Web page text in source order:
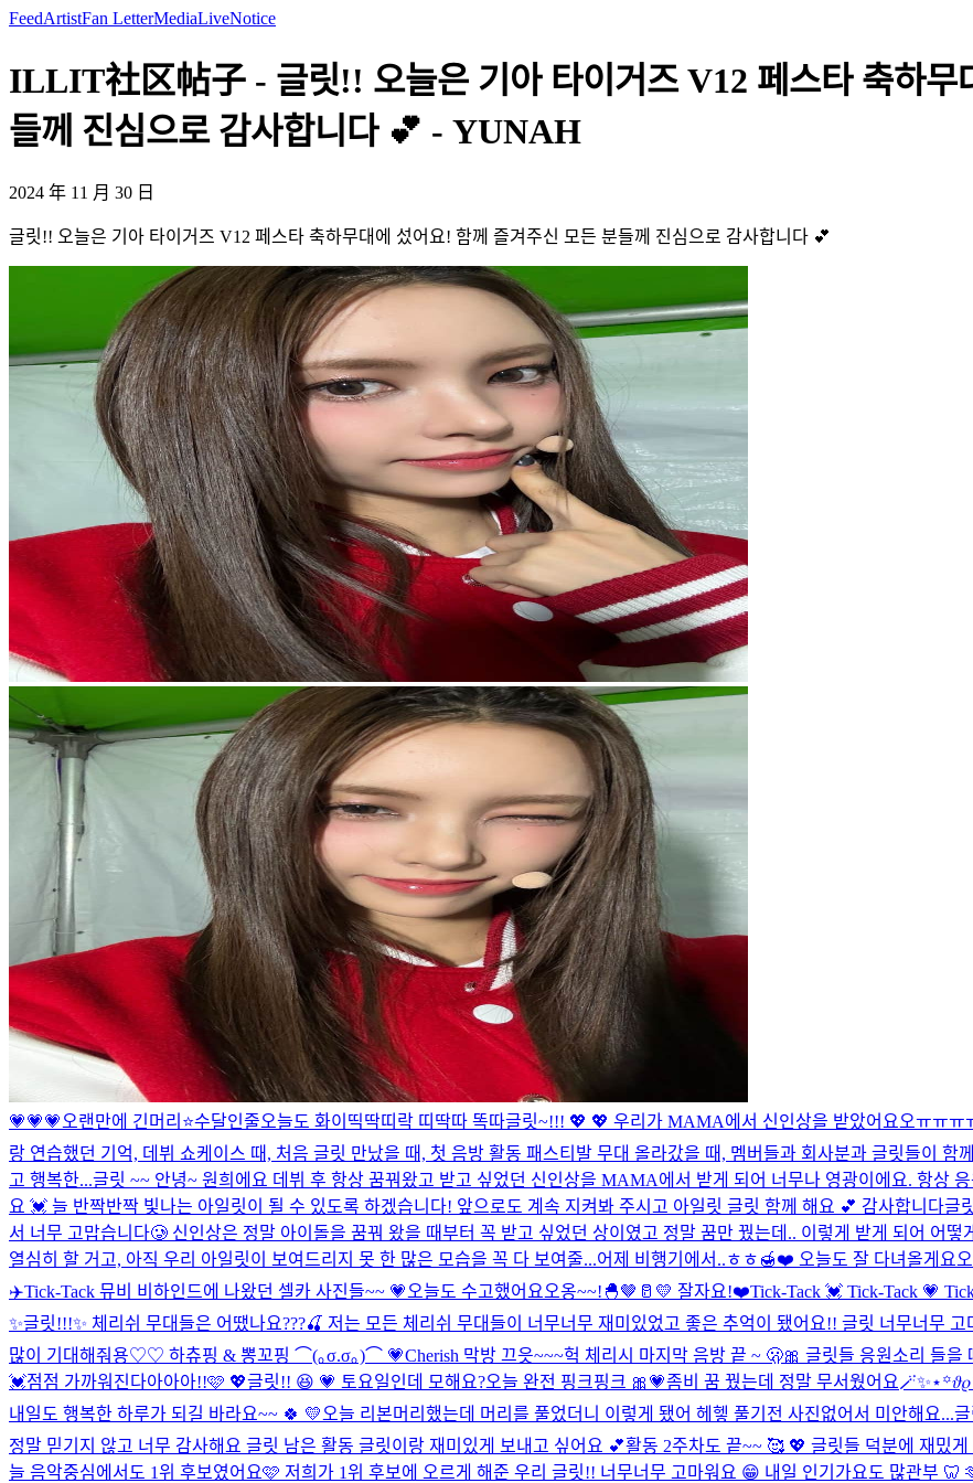
FeedArtistFan LetterMediaLiveNotice
ILLIT社区帖子 - 글릿!! 오늘은 기아 타이거즈 V12 페스타 축하무
들께 진심으로 감사합니다 💕 - YUNAH
2024 年 11 月 30 日
글릿!! 오늘은 기아 타이거즈 V12 페스타 축하무대에 섰어요! 함께 즐겨주신 모든 분들께 진심으로 감사합니다 💕
💗💗💗 오랜만에 긴머리⭐수달인줄오늘도 화이띡딱띠락 띠딱따 똑따글릿~!!! 💖 💖 우리가 MAMA에서 신인상을 받았어요오ㅠㅠㅠ
랑 연습했던 기억, 데뷔 쇼케이스 때, 처음 글릿 만났을 때, 첫 음방 활동 패스티발 무대 올라갔을 때, 멤버들과 회사분과 글릿들이 함
고 행복한...글릿 ~~ 안녕~ 원희에요 데뷔 후 항상 꿈꿔왔고 받고 싶었던 신인상을 MAMA에서 받게 되어 너무나 영광이에요. 항상
요 💓 늘 반짝반짝 빛나는 아일릿이 될 수 있도록 하겠습니다! 앞으로도 계속 지켜봐 주시고 아일릿 글릿 함께 해요 💕 감사합니다글
서 너무 고맙습니다🥲 신인상은 정말 아이돌을 꿈꿔 왔을 때부터 꼭 받고 싶었던 상이였고 정말 꿈만 꿨는데.. 이렇게 받게 되어 어
열심히 할 거고, 아직 우리 아일릿이 보여드리지 못 한 많은 모습을 꼭 다 보여줄...어제 비행기에서..ㅎㅎ🍯❤️ 오늘도 잘 다녀올게요
✈️Tick-Tack 뮤비 비하인드에 나왔던 셀카 사진들~~ 💗 오늘도 수고했어요오옹~~!🐣🤎🥛💛 잘자요!❤️Tick-Tack 💓 Tick-Tack 💗
✨글릿!!!✨ 체리쉬 무대들은 어땠나요???🍒 저는 모든 체리쉬 무대들이 너무너무 재미있었고 좋은 추억이 됐어요!! 글릿 너무너
많이 기대해줘용♡♡ 하츄핑 & 뽕꼬핑 ⌒(｡σ.σ｡)⌒ 💗Cherish 막방 끄읏~~~헉 체리시 마지막 음방 끝 ~ 🫢🎀 글릿들 응원소리 들
💓점점 가까워진다아아아!!🩷 💖글릿!! 😆 💗 토요일인데 모해요?오늘 완전 핑크핑크 🎀💗좀비 꿈 꿨는데 정말 무서웠어요
내일도 행복한 하루가 되길 바라요~~ 🍀 💛 오늘 리본머리했는데 머리를 풀었더니 이렇게 됐어 헤헿 풀기전 사진없어서 미안해요...
정말 믿기지 않고 너무 감사해요 글릿 남은 활동 글릿이랑 재미있게 보내고 싶어요 💕활동 2주차도 끝~~ 🥰 💖 글릿들 덕분에 재밌
늘 음악중심에서도 1위 후보였어요🩷 저희가 1위 후보에 오르게 해준 우리 글릿!! 너무너무 고마워요 😁 내일 인기가요도 많관부 🦷